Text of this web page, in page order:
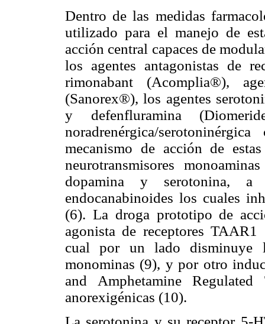
Dentro de las medidas
utilizado para el manejo de
acción central capaces de
los agentes antagonistas de
rimonabant (Acomplia®),
(Sanorex®), los agentes
y defenfluramina
noradrenérgica/
mecanismo de acción de
neurotransmisores
dopamina y serotonina, a
endocanabinoides los cuales
(6). La droga prototipo de
agonista de receptores
cual por un lado disminuye
monominas (9), y por otro
and Amphetamine
anorexigénicas (10).